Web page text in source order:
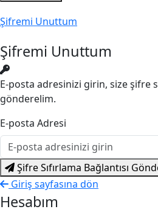
Şifremi Unuttum
Şifremi Unuttum
E-posta adresinizi girin, size şifre
gönderelim.
E-posta Adresi
Şifre Sıfırlama Bağlantısı
Giriş sayfasına dön
Hesabım